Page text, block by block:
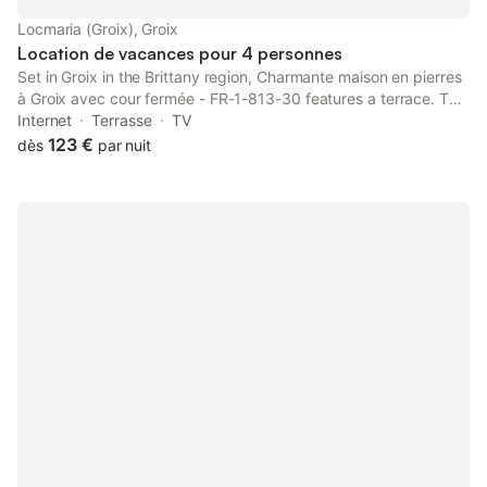
atteindre en quelques minutes à vélo au départ de la maison.
WIFI (cable)
Locmaria (Groix), Groix
Location de vacances pour 4 personnes
Set in Groix in the Brittany region, Charmante maison en pierres
à Groix avec cour fermée - FR-1-813-30 features a terrace. The
property is located in the Groix Island district.
Internet Terrasse
TV
dès 123 € par nuit